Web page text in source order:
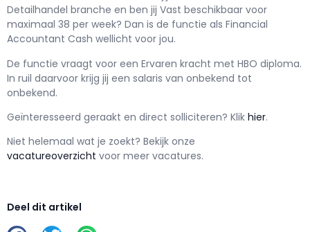
Detailhandel branche en ben jij Vast beschikbaar voor
maximaal 38 per week? Dan is de functie als Financial
Accountant Cash wellicht voor jou.
De functie vraagt voor een Ervaren kracht met HBO diploma.
In ruil daarvoor krijg jij een salaris van onbekend tot
onbekend.
Geïnteresseerd geraakt en direct solliciteren? Klik hier.
Niet helemaal wat je zoekt? Bekijk onze
vacatureoverzicht voor meer vacatures.
Deel dit artikel